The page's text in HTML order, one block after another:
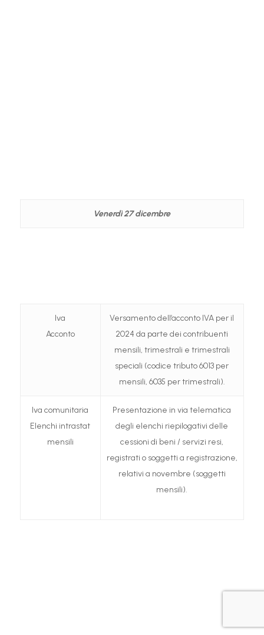
Venerdì 27 dicembre
Iva
Acconto
Versamento dell’acconto IVA per il
2024 da parte dei contribuenti
mensili, trimestrali e trimestrali
speciali (codice tributo 6013 per
mensili, 6035 per trimestrali).
Iva comunitaria
Elenchi intrastat
mensili
Presentazione in via telematica
degli elenchi riepilogativi delle
cessioni di beni / servizi resi,
registrati o soggetti a registrazione,
relativi a novembre (soggetti
mensili).